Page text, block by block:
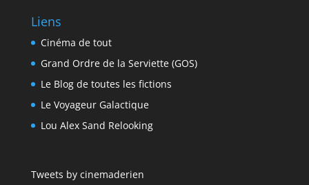
Liens
Cinéma de tout
Grand Ordre de la Serviette (GOS)
Le Blog de toutes les fictions
Le Voyageur Galactique
Lou Alex Sand Relooking
Tweets by cinemaderien